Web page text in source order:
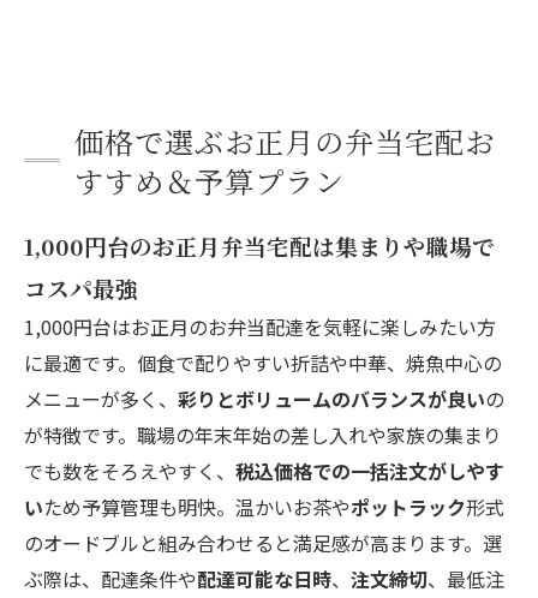
価格で選ぶお正月の弁当宅配お
すすめ＆予算プラン
1,000円台のお正月弁当宅配は集まりや職場で
コスパ最強
1,000円台はお正月のお弁当配達を気軽に楽しみたい方
に最適です。個食で配りやすい折詰や中華、焼魚中心の
メニューが多く、 彩りとボリュームのバランスが良いの
が特徴です。職場の年末年始の差し入れや家族の集まり
でも数をそろえやすく、 税込価格での一括注文がしやす
いため予算管理も明快。温かいお茶やポットラック形式
のオードブルと組み合わせると満足感が高まります。選
ぶ際は、配達条件や配達可能な日時、 注文締切、最低注